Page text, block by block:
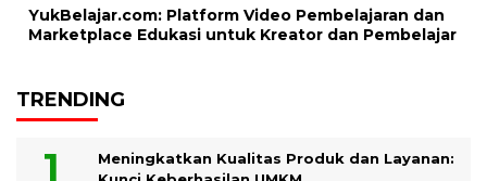
YukBelajar.com: Platform Video Pembelajaran dan
Marketplace Edukasi untuk Kreator dan Pembelajar
TRENDING
Meningkatkan Kualitas Produk dan Layanan: